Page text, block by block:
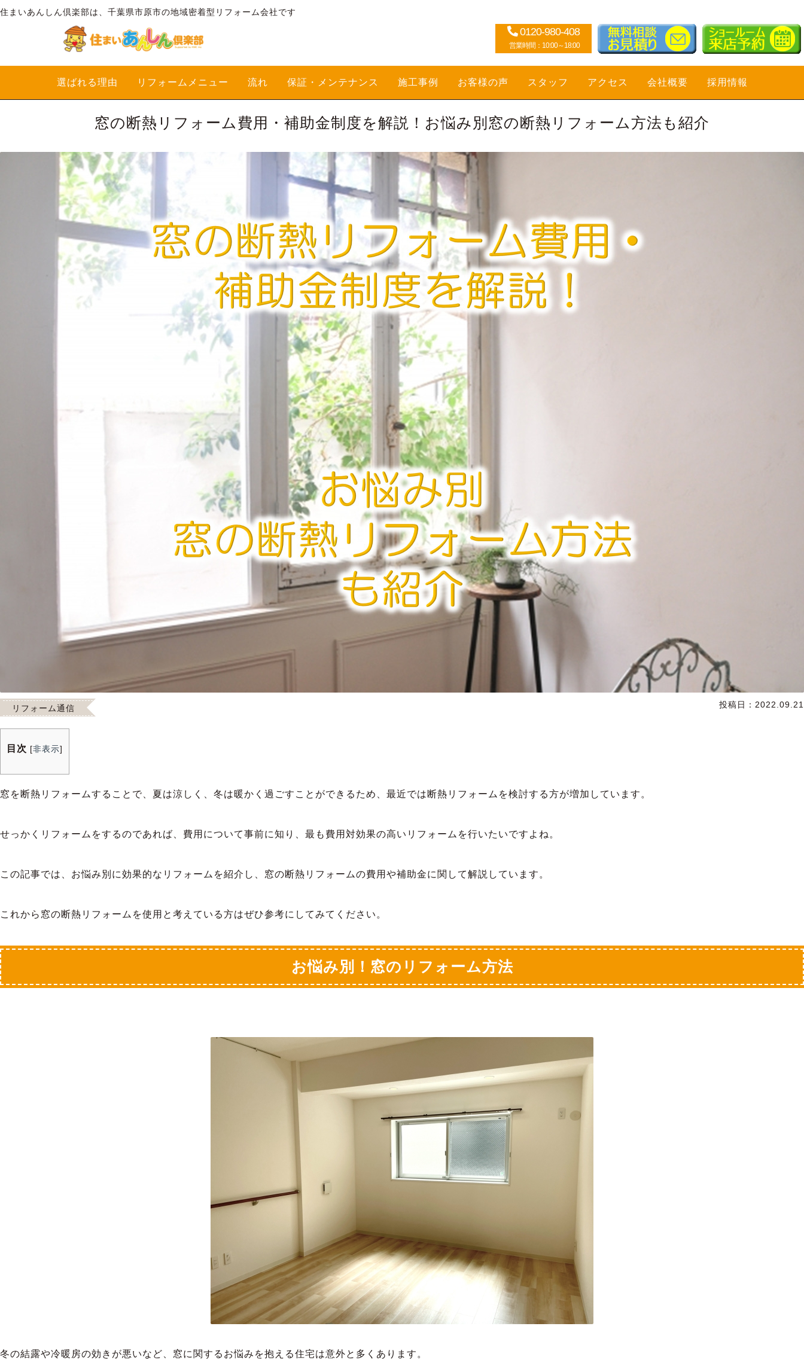
住まいあんしん倶楽部は、千葉県市原市の地域密着型リフォーム会社です
0120-980-408
営業時間：10:00～18:00
選ばれる理由 リフォームメニュー 流れ 保証・メンテナンス 施工事例 お客様の声 スタッフ アクセス 会社概要 採用情報
窓の断熱リフォーム費用・補助金制度を解説！お悩み別窓の断熱リフォーム方法も紹介
リフォーム通信 投稿日： 2022.09.21
目次 [非表示]
窓を断熱リフォームすることで、夏は涼しく、冬は暖かく過ごすことができるため、最近では断熱リフォームを検討する方が増加しています。
せっかくリフォームをするのであれば、費用について事前に知り、最も費用対効果の高いリフォームを行いたいですよね。
この記事では、お悩み別に効果的なリフォームを紹介し、窓の断熱リフォームの費用や補助金に関して解説しています。
これから窓の断熱リフォームを使用と考えている方はぜひ参考にしてみてください。
お悩み別！窓のリフォーム方法
冬の結露や冷暖房の効きが悪いなど、窓に関するお悩みを抱える住宅は意外と多くあります。